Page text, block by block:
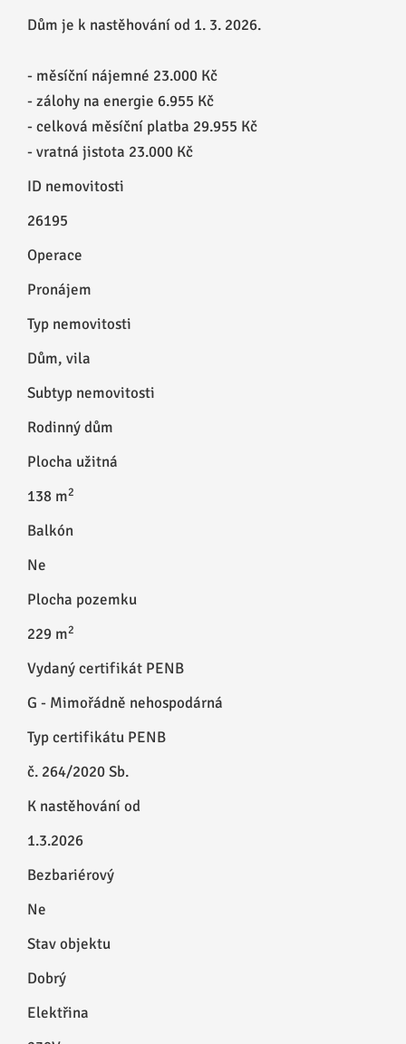
Dům je k nastěhování od 1. 3. 2026.
- měsíční nájemné 23.000 Kč
- zálohy na energie 6.955 Kč
- celková měsíční platba 29.955 Kč
- vratná jistota 23.000 Kč
ID nemovitosti
26195
Operace
Pronájem
Typ nemovitosti
Dům, vila
Subtyp nemovitosti
Rodinný dům
Plocha užitná
138 m2
Balkón
Ne
Plocha pozemku
229 m2
Vydaný certifikát PENB
G - Mimořádně nehospodárná
Typ certifikátu PENB
č. 264/2020 Sb.
K nastěhování od
1.3.2026
Bezbariérový
Ne
Stav objektu
Dobrý
Elektřina